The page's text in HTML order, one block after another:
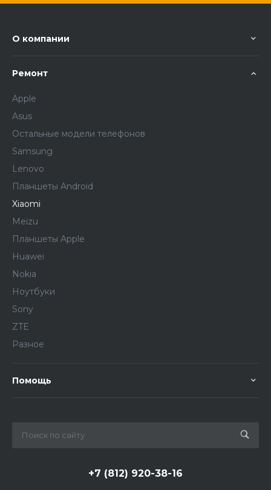
О компании
Ремонт
Apple
Asus
Остальные модели телефонов
Samsung
Lenovo
Планшеты Android
Xiaomi
Meizu
Планшеты Apple
Huawei
Nokia
Ноутбуки
Sony
ZTE
Разное
Помощь
+7 (812) 920-38-16